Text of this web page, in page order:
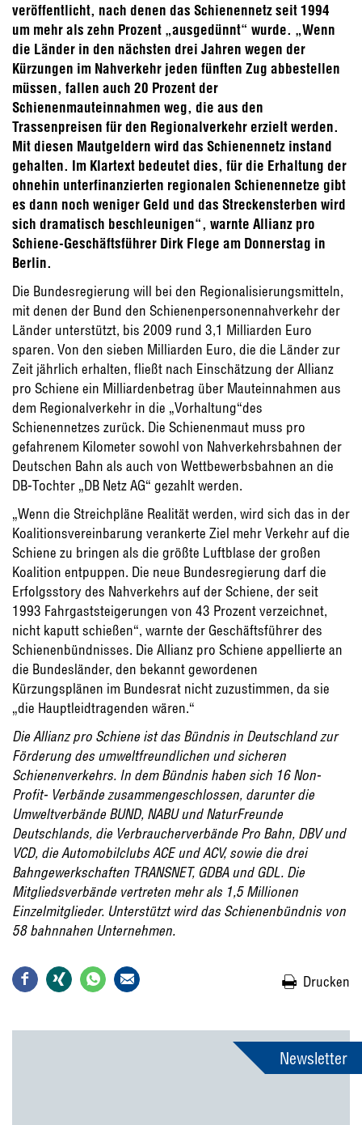
veröffentlicht, nach denen das Schienennetz seit 1994
um mehr als zehn Prozent „ausgedünnt“ wurde. „Wenn
die Länder in den nächsten drei Jahren wegen der
Kürzungen im Nahverkehr jeden fünften Zug abbestellen
müssen, fallen auch 20 Prozent der
Schienenmauteinnahmen weg, die aus den
Trassenpreisen für den Regionalverkehr erzielt werden.
Mit diesen Mautgeldern wird das Schienennetz instand
gehalten. Im Klartext bedeutet dies, für die Erhaltung der
ohnehin unterfinanzierten regionalen Schienennetze gibt
es dann noch weniger Geld und das Streckensterben wird
sich dramatisch beschleunigen“, warnte Allianz pro
Schiene-Geschäftsführer Dirk Flege am Donnerstag in
Berlin.
Die Bundesregierung will bei den Regionalisierungsmitteln,
mit denen der Bund den Schienenpersonennahverkehr der
Länder unterstützt, bis 2009 rund 3,1 Milliarden Euro
sparen. Von den sieben Milliarden Euro, die die Länder zur
Zeit jährlich erhalten, fließt nach Einschätzung der Allianz
pro Schiene ein Milliardenbetrag über Mauteinnahmen aus
dem Regionalverkehr in die „Vorhaltung“des
Schienennetzes zurück. Die Schienenmaut muss pro
gefahrenem Kilometer sowohl von Nahverkehrsbahnen der
Deutschen Bahn als auch von Wettbewerbsbahnen an die
DB-Tochter „DB Netz AG“ gezahlt werden.
„Wenn die Streichpläne Realität werden, wird sich das in der
Koalitionsvereinbarung verankerte Ziel mehr Verkehr auf die
Schiene zu bringen als die größte Luftblase der großen
Koalition entpuppen. Die neue Bundesregierung darf die
Erfolgsstory des Nahverkehrs auf der Schiene, der seit
1993 Fahrgaststeigerungen von 43 Prozent verzeichnet,
nicht kaputt schießen“, warnte der Geschäftsführer des
Schienenbündnisses. Die Allianz pro Schiene appellierte an
die Bundesländer, den bekannt gewordenen
Kürzungsplänen im Bundesrat nicht zuzustimmen, da sie
„die Hauptleidtragenden wären.“
Die Allianz pro Schiene ist das Bündnis in Deutschland zur
Förderung des umweltfreundlichen und sicheren
Schienenverkehrs. In dem Bündnis haben sich 16 Non-
Profit- Verbände zusammengeschlossen, darunter die
Umweltverbände BUND, NABU und NaturFreunde
Deutschlands, die Verbraucherverbände Pro Bahn, DBV und
VCD, die Automobilclubs ACE und ACV, sowie die drei
Bahngewerkschaften TRANSNET, GDBA und GDL. Die
Mitgliedsverbände vertreten mehr als 1,5 Millionen
Einzelmitglieder. Unterstützt wird das Schienenbündnis von
58 bahnnahen Unternehmen.
Drucken
Newsletter